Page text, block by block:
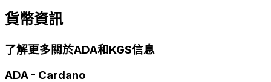
貨幣資訊
了解更多關於ADA和KGS信息
ADA - Cardano